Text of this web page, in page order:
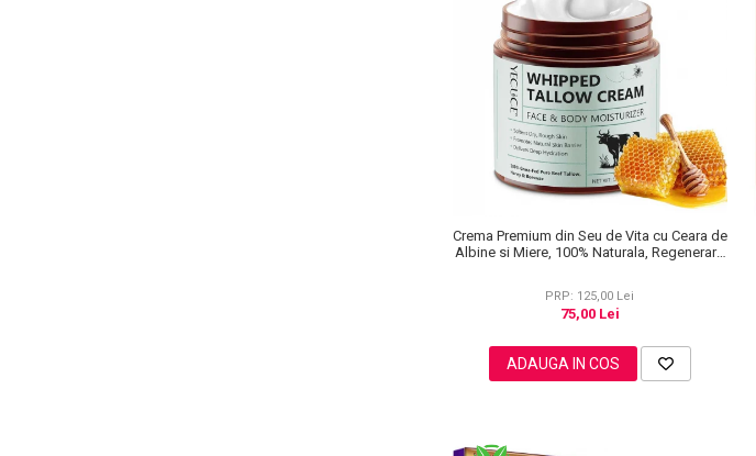
Crema Premium din Seu de Vita cu Ceara de
Albine si Miere, 100% Naturala, Regenerare
PRP: 125,00 Lei
75,00 Lei
ADAUGA IN COS